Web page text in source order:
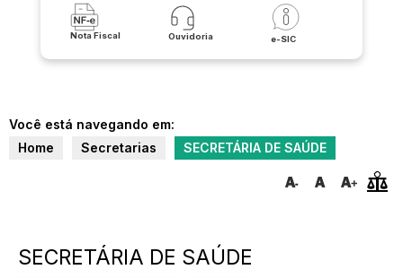
Nota Fiscal Ouvidoria e-SIC
Você está navegando em:
Home
Secretarias SECRETÁRIA DE SAÚDE
SECRETÁRIA DE SAÚDE